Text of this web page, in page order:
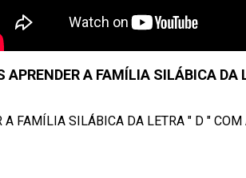
APRENDER A FAMÍLIA SILÁBICA
A FAMÍLIA SILÁBICA DA LETRA " D " COM